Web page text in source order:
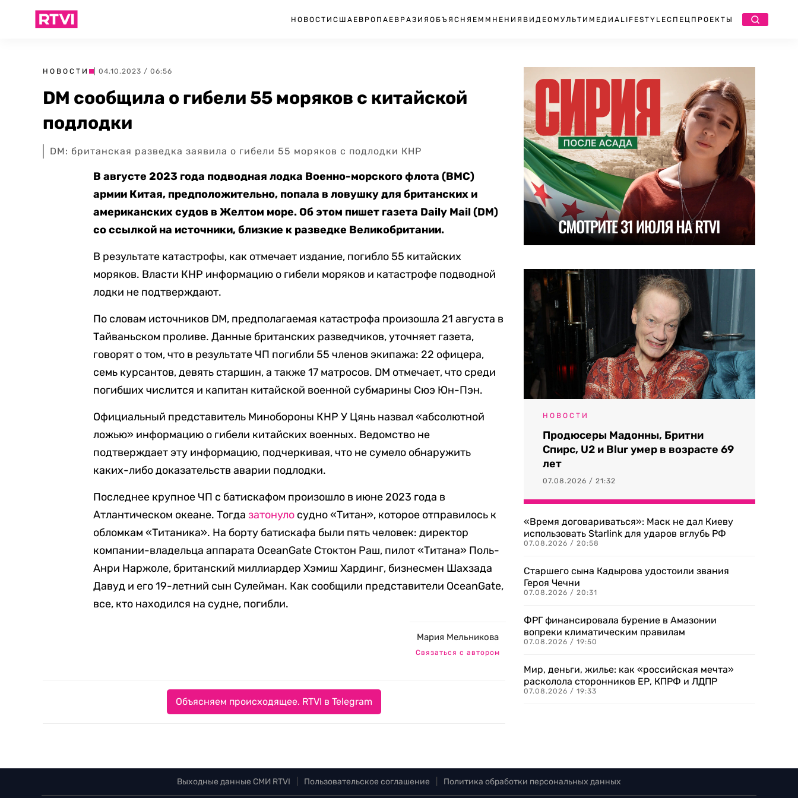
НОВОСТИ США ЕВРОПА ЕВРАЗИЯ ОБЪЯСНЯЕМ МНЕНИЯ ВИДЕО МУЛЬТИМЕДИА LIFESTYLEСПЕЦПРОЕКТЫ
НОВОСТИ | 04.10.2023 / 06:56
DM сообщила о гибели 55 моряков с китайской
подлодки
DM: британская разведка заявила о гибели 55 моряков с подлодки КНР
В августе 2023 года подводная лодка Военно-морского флота (ВМС)
армии Китая, предположительно, попала в ловушку для британских и
американских судов в Желтом море. Об этом пишет газета Daily Mail (DM)
со ссылкой на источники, близкие к разведке Великобритании.
В результате катастрофы, как отмечает издание, погибло 55 китайских
моряков. Власти КНР информацию о гибели моряков и катастрофе подводной
лодки не подтверждают.
По словам источников DM, предполагаемая катастрофа произошла 21 августа в
Тайваньском проливе. Данные британских разведчиков, уточняет газета,
говорят о том, что в результате ЧП погибли 55 членов экипажа: 22 офицера,
семь курсантов, девять старшин, а также 17 матросов. DM отмечает, что среди
погибших числится и капитан китайской военной субмарины Сюэ Юн-Пэн.
Официальный представитель Минобороны КНР У Цянь назвал «абсолютной
ложью» информацию о гибели китайских военных. Ведомство не
подтверждает эту информацию, подчеркивая, что не сумело обнаружить
каких-либо доказательств аварии подлодки.
Последнее крупное ЧП с батискафом произошло в июне 2023 года в
Атлантическом океане. Тогдазатонуло судно «Титан», которое отправилось к
обломкам «Титаника». На борту батискафа были пять человек: директор
компании-владельца аппарата OceanGate Стоктон Раш, пилот «Титана» Поль-
Анри Наржоле, британский миллиардер Хэмиш Хардинг, бизнесмен Шахзада
Давуд и его 19-летний сын Сулейман. Как сообщили представители OceanGate,
все, кто находился на судне, погибли.
Мария Мельникова
Связаться с автором
Объясняем происходящее. RTVI в Telegram
НОВОСТИ
Продюсеры Мадонны, Бритни
Спирс, U2 и Blur умер в возрасте 69
лет
07.08.2026 / 21:32
«Время договариваться»: Маск не дал Киеву
использовать Starlink для ударов вглубь РФ
07.08.2026 / 20:58
Старшего сына Кадырова удостоили звания
Героя Чечни
07.08.2026 / 20:31
ФРГ финансировала бурение в Амазонии
вопреки климатическим правилам
07.08.2026 / 19:50
Мир, деньги, жилье: как «российская мечта»
расколола сторонников ЕР, КПРФ и ЛДПР
07.08.2026 / 19:33
Выходные данные СМИ RTVI Пользовательское соглашение Политика обработки персональных данных